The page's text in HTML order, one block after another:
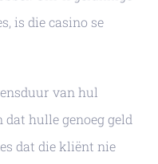
is die casino se
van hul
dat hulle genoeg geld
dat die kliënt nie